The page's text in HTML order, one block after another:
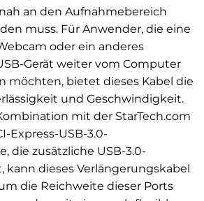
an den Aufnahmebereich
muss. Für Anwender, die eine
oder ein anderes
Gerät weiter vom Computer
möchten, bietet dieses Kabel die
und Geschwindigkeit.
mit der StarTech.com
Express-USB-3.0-
die zusätzliche USB-3.0-
kann dieses Verlängerungskabel
die Reichweite dieser Ports